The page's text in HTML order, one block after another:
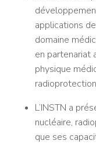
applications
domaine
en partenariat
physique
L’INSTN a
nucléaire,
que ses